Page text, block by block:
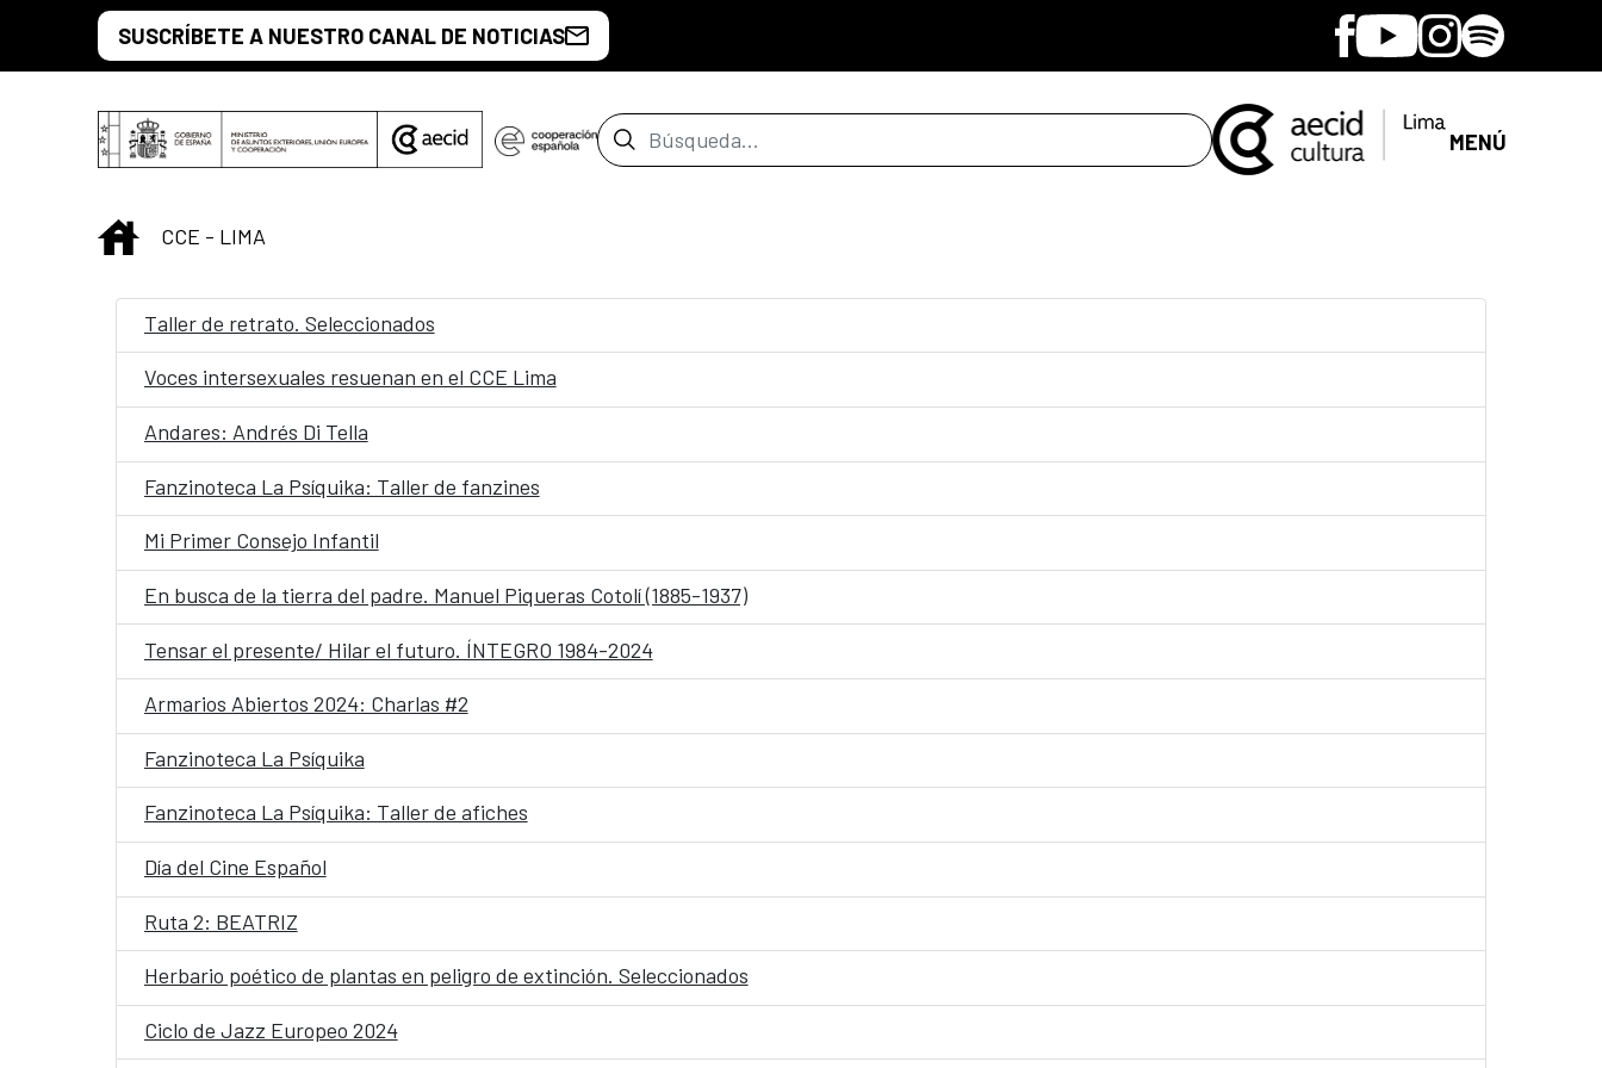
Saltar al contenido principal
SUSCRÍBETE A NUESTRO CANAL DE NOTICIAS Facebook
YoutubeInstagram
Spotify
Barra de búsqueda MENÚ
INICIO
CCE - LIMA
Taller de retrato. Seleccionados
Voces intersexuales resuenan en el CCE Lima
Andares: Andrés Di Tella
Fanzinoteca La Psíquika: Taller de fanzines
Mi Primer Consejo Infantil
En busca de la tierra del padre. Manuel Piqueras Cotolí (1885-1937)
Tensar el presente/ Hilar el futuro. ÍNTEGRO 1984-2024
Armarios Abiertos 2024: Charlas #2
Fanzinoteca La Psíquika
Fanzinoteca La Psíquika: Taller de afiches
Día del Cine Español
Ruta 2: BEATRIZ
Herbario poético de plantas en peligro de extinción. Seleccionados
Ciclo de Jazz Europeo 2024